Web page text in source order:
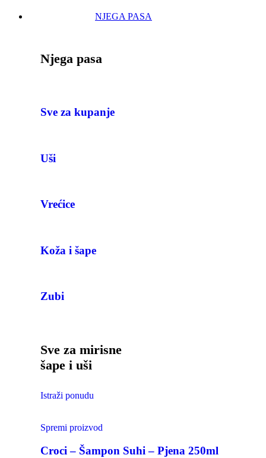
NJEGA PASA
Njega pasa
Sve za kupanje
Uši
Vrećice
Koža i šape
Zubi
Sve za mirisne
šape i uši
Istraži ponudu
Spremi proizvod
Croci – Šampon Suhi – Pjena 250ml